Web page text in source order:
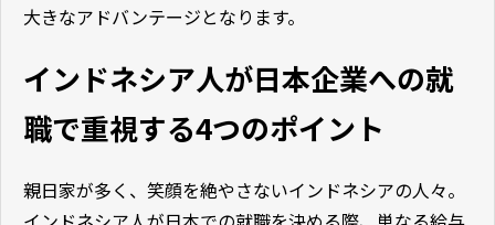
大きなアドバンテージとなります。
インドネシア人が日本企業への就
職で重視する4つのポイント
親日家が多く、笑顔を絶やさないインドネシアの人々。